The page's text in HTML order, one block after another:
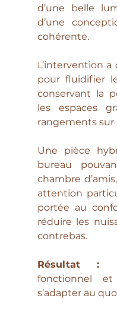
d’une belle
d’une
cohérente.
L’intervention
pour fluidifier
conservant la
les espaces
rangements sur
Une pièce
bureau
chambre
attention
portée au
réduire les
contrebas.
Résultat :
fonctionnel
s’adapter au